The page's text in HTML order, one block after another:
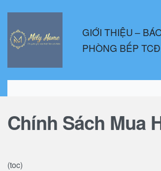
GIỚI THIỆU–
PHÒNG BẾP TCĐ
Chính Sách Mua
(toc)